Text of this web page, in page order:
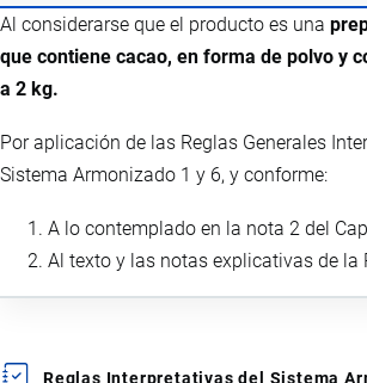
Al considerarse que el producto es una
que contiene cacao, en forma de polvo y
a 2 kg.
Por aplicación de las Reglas Generales
Sistema Armonizado 1 y 6, y conforme:
A lo contemplado en la nota 2 del
Al texto y las notas explicativas de la
Reglas Interpretativas del Sistema